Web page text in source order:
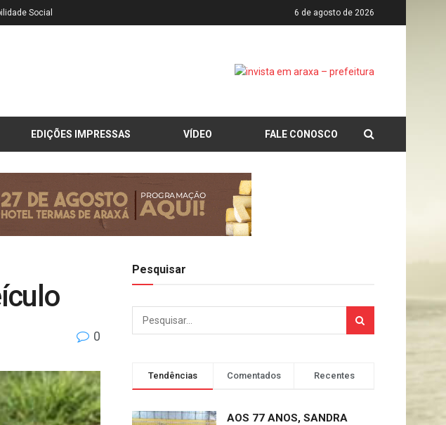
Social 6 de agosto de 2026
EDIÇÕES IMPRESSAS VÍDEO FALE CONOSCO
0
Pesquisar
Tendências Comentados Recentes
AOS 77 ANOS, SANDRA